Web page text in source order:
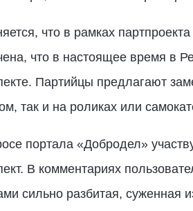
что в рамках
что в настоящее время в
Партийцы предлагают
так и на роликах или
портала «Добродел»
В комментариях
сильно разбитая, суженная